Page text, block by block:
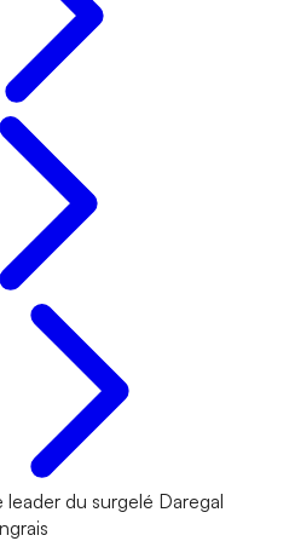
leader du surgelé Daregal